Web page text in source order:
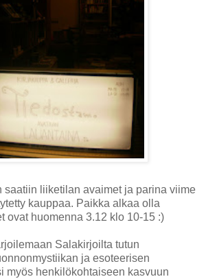
saatiin liiketilan avaimet ja parina viime
kauppaa. Paikka alkaa olla
ovat huomenna 3.12 klo 10-15 :)
Salakirjoilta tutun
ja esoteerisen
myös henkilökohtaiseen kasvuun